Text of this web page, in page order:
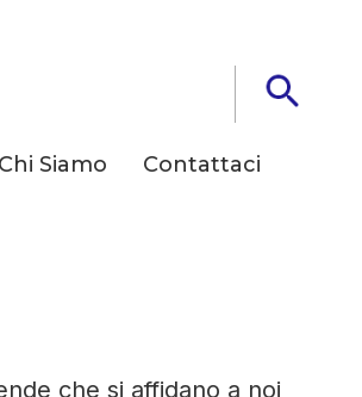
Chi Siamo Contattaci
che si affidano a noi